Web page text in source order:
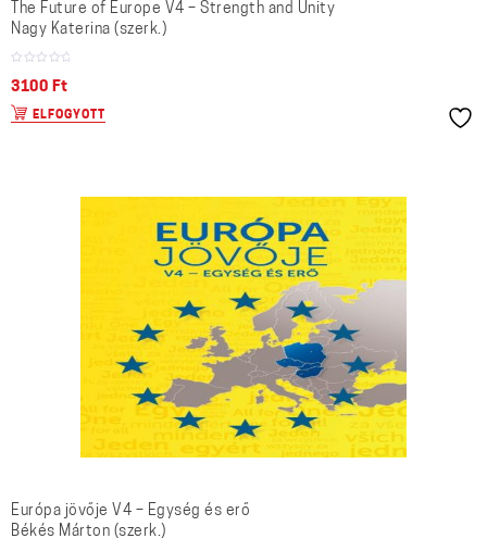
The Future of Europe V4 – Strength and Unity
Nagy Katerina (szerk.)
3100 Ft
ELFOGYOTT
Európa jövője V4 – Egység és erő
Békés Márton (szerk.)